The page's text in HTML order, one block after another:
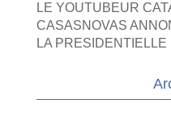
LE YOUTUBEUR
CASASNOVAS
LA PRESIDENTIELLE